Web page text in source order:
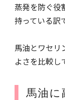
蒸発を防ぐ役
持っている訳
馬油とワセリ
よさを比較し
馬油に